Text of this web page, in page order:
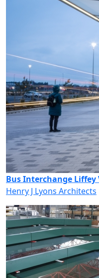
Bus Interchange Liffey
Henry J Lyons Architects